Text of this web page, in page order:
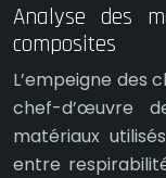
Analyse des
composites
L’empeigne des
chef-d’œuvre
matériaux
entre